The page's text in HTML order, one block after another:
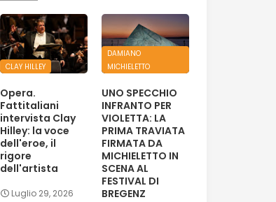
CLAY HILLEY
Opera.
Fattitaliani
intervista Clay
Hilley: la voce
dell'eroe, il
rigore
dell'artista
Luglio 29, 2026
DAMIANO
MICHIELETTO
UNO SPECCHIO
INFRANTO PER
VIOLETTA: LA
PRIMA TRAVIATA
FIRMATA DA
MICHIELETTO IN
SCENA AL
FESTIVAL DI
BREGENZ